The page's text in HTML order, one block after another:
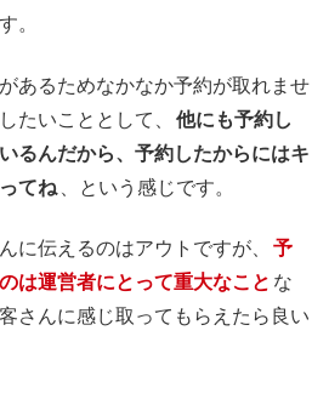
。
あるためなかなか予約が取れませ
たいこととして、
他にも予約し
るんだから、予約したからにはキ
てね
、という感じです。
に伝えるのはアウトですが、
予
は運営者にとって重大なこと な
さんに感じ取ってもらえたら良い